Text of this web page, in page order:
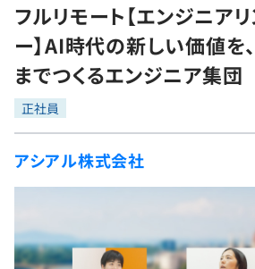
転職成功ガイド
転職エージェント
インタビュー
転職成功ガイド
求人検索
本選考
インターン
新卒エージェント
インタビュー
学習
問題集
4択課題
リファレンス
プログラミング言語
再チャレンジ結果一覧
ゲーム・マンガ
Tech Team Journal
paiza times
paizaとは？
フルリモート【エンジニア
ー】AI時代の新しい価値を
までつくるエンジニア集団
正社員
アシアル株式会社